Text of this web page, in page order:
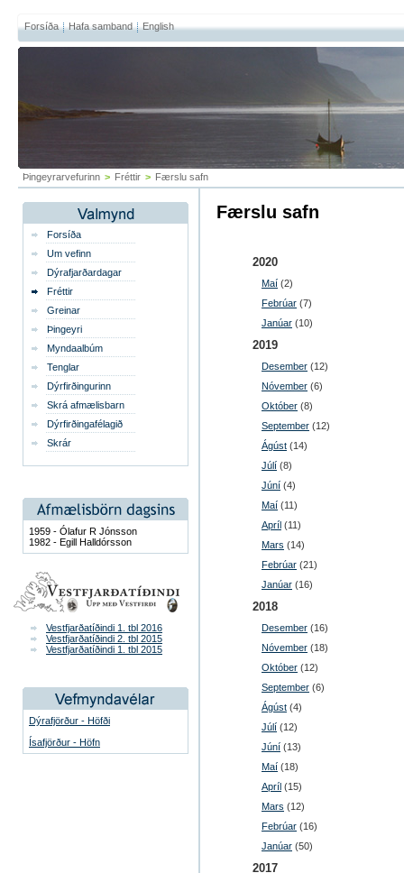
Forsíða Hafa samband English
Þingeyrarvefurinn > Fréttir > Færslu safn
Forsíða
Um vefinn
Dýrafjarðardagar
Fréttir
Greinar
Þingeyri
Myndaalbúm
Tenglar
Dýrfirðingurinn
Skrá afmælisbarn
Dýrfirðingafélagið
Skrár
1959 - Ólafur R Jónsson
1982 - Egill Halldórsson
Vestfjarðatíðindi 1. tbl 2016
Vestfjarðatíðindi 2. tbl 2015
Vestfjarðatíðindi 1. tbl 2015
Dýrafjörður - Höfði
Ísafjörður - Höfn
Færslu safn
2020
Maí (2)
Febrúar (7)
Janúar (10)
2019
Desember (12)
Nóvember (6)
Október (8)
September (12)
Ágúst (14)
Júlí (8)
Júní (4)
Maí (11)
Apríl (11)
Mars (14)
Febrúar (21)
Janúar (16)
2018
Desember (16)
Nóvember (18)
Október (12)
September (6)
Ágúst (4)
Júlí (12)
Júní (13)
Maí (18)
Apríl (15)
Mars (12)
Febrúar (16)
Janúar (50)
2017